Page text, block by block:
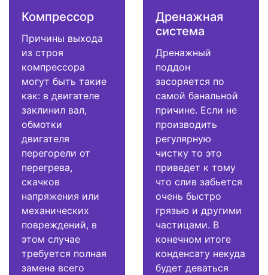
Компрессор
Причины выхода
из строя
компрессора
могут быть такие
как: в двигателе
заклинил вал,
обмотки
двигателя
перегорели от
перегрева,
скачков
напряжения или
механических
повреждений, в
этом случае
требуется полная
замена всего
Дренажная
система
Дренажный
поддон
засоряется по
самой банальной
причине. Если не
производить
регулярную
чистку то это
приведет к тому
что слив забьется
очень быстро
грязью и другими
частицами. В
конечном итоге
конденсату некуда
будет деваться